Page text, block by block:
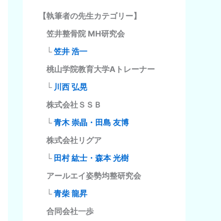
【執筆者の先生カテゴリー】
笠井整骨院 MH研究会
└笠井 浩一
桃山学院教育大学Aトレーナー
└ 川西 弘晃
株式会社ＳＳＢ
└青木 崇晶・田島 友博
株式会社リグア
└ 田村 紘士・森本 光樹
アールエイ姿勢均整研究会
└青柴 龍昇
合同会社一歩